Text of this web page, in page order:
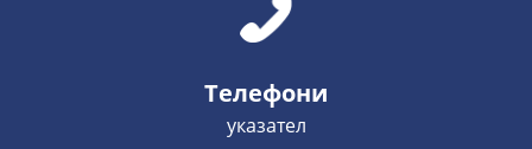
Телефони
указател